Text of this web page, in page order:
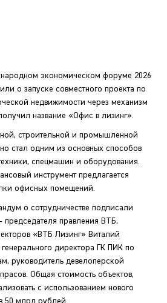
экономическом форуме 2026
о запуске совместного проекта по
недвижимости через механизм
название «Офис в лизинг».
строительной и промышленной
стал одним из основных способов
спецмашин и оборудования.
инструмент предлагается
офисных помещений.
о сотрудничестве подписали
председателя правления ВТБ,
«ВТБ Лизинг» Виталий
директора ГК ПИК по
руководитель девелоперской
Общая стоимость объектов,
с использованием нового
50 млрд рублей.